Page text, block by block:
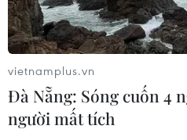
nhất 54 người bị
28/07/2017 09:43
ít nhất 54 người đã bị thương
hỏa tại nhà ga ở trung tâm
Tây Ban Nha xảy ra trong
vietnamplus.vn
Đà Nẵng: Sóng cuốn 4
người mất tích